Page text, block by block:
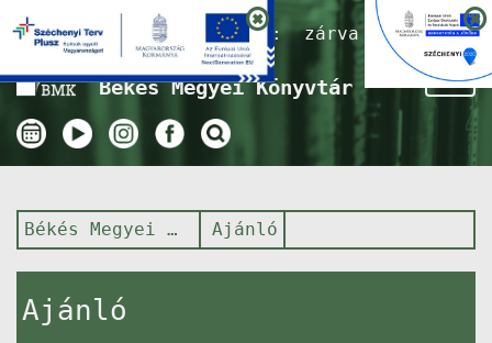
Nyitvatartás ma:zárva
Békés Megyei Könyvtár
Békés Megyei Könyvtár Ajánló
Ajánló